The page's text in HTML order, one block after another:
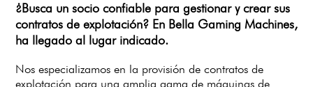
¿Busca un socio confiable para gestionar y crear sus
contratos de explotación? En Bella Gaming Machines,
ha llegado al lugar indicado.
Nos especializamos en la provisión de contratos de
explotación para una amplia gama de máquinas de